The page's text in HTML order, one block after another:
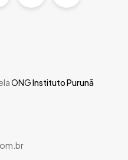
ONGInstituto Purunã